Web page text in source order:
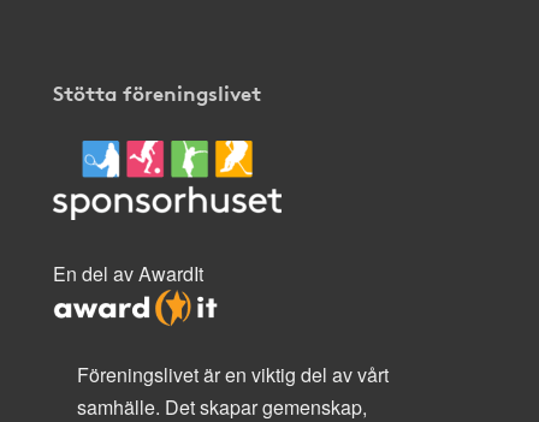
Stötta föreningslivet
En del av AwardIt
Föreningslivet är en viktig del av vårt
samhälle. Det skapar gemenskap,